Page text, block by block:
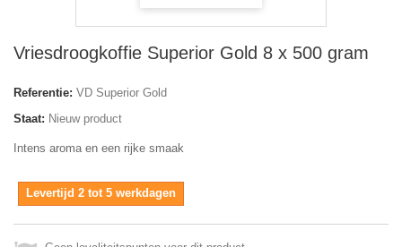
Vriesdroogkoffie Superior Gold 8 x 500 gram
Referentie: VD Superior Gold
Staat: Nieuw product
Intens aroma en een rijke smaak
Levertijd 2 tot 5 werkdagen